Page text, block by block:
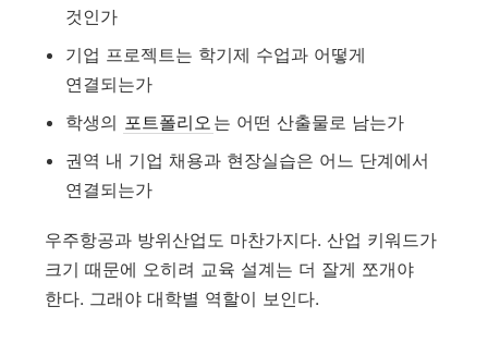
것인가
기업 프로젝트는 학기제 수업과 어떻게
연결되는가
학생의 포트폴리오 는 어떤 산출물로 남는가
권역 내 기업 채용과 현장실습은 어느 단계에서
연결되는가
우주항공과 방위산업도 마찬가지다. 산업 키워드가
크기 때문에 오히려 교육 설계는 더 잘게 쪼개야
한다. 그래야 대학별 역할이 보인다.